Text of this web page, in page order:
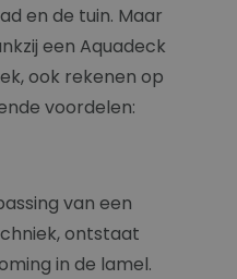
en de tuin. Maar
een Aquadeck
ook rekenen op
voordelen:
van een
ontstaat
in de lamel.